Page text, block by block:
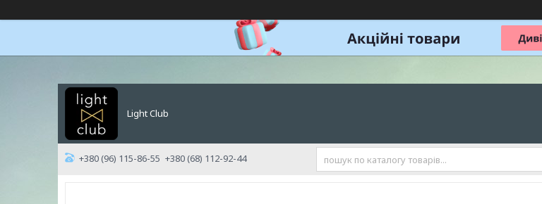
Light Club
+380 (96) 115-86-55 +380 (68) 112-92-44